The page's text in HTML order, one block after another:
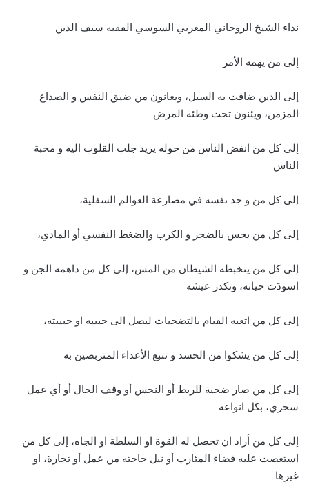
نداء الشيخ الروحاني المغربي السوسي الفقيه سيف الدين
إلى من يهمه الأمر
إلى الذين ضاقت به السبل، ويعانون من ضيق النفس و الصداع
المزمن، ويئنون تحت وطئة المرض
إلى كل من انفض الناس من حوله يريد جلب القلوب اليه و محبة
الناس
إلى كل من و جد نفسه في مصارعة العوالم السفلية،
إلى كل من يحس بالضجر و الكرب والضغط النفسي أو المادي،
إلى كل من يتخبطه الشيطان من المس، إلى كل من داهمه الجن و
اسودَت حياته، وتكدر عيشه
إلى كل من اتعبه القيام بالتضحيات ليصل الى حبيبه او حبيبته،
إلى كل من يشكوا من الحسد و تتبع الأعداء المتربصين به
إلى كل من صار ضحية للربط أو النحس أو وقف الحال أو أي عمل
سحري، بكل انواعه
إلى كل من أراد ان تحصل له القوة او السلطة او الجاه، إلى كل من
استعصت عليه قضاء المئارب أو نيل حاجته من عمل أو تجارة، او
غيرها